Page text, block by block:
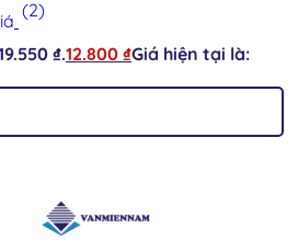
(2)
₫.12.800 ₫Giá hiện tại là: